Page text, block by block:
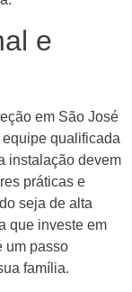
e
em São José
qualificada
instalação devem
práticas e
seja de alta
que investe em
um passo
família.